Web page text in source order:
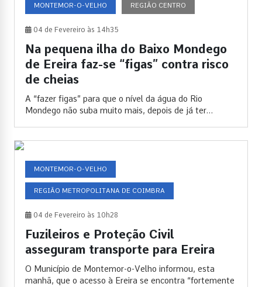
MONTEMOR-O-VELHO REGIÃO CENTRO
04 de Fevereiro às 14h35
Na pequena ilha do Baixo Mondego
de Ereira faz-se “figas” contra risco
de cheias
A “fazer figas” para que o nível da água do Rio
Mondego não suba muito mais, depois de já ter...
MONTEMOR-O-VELHO
REGIÃO METROPOLITANA DE COIMBRA
04 de Fevereiro às 10h28
Fuzileiros e Proteção Civil
asseguram transporte para Ereira
O Município de Montemor-o-Velho informou, esta
manhã, que o acesso à Ereira se encontra “fortemente